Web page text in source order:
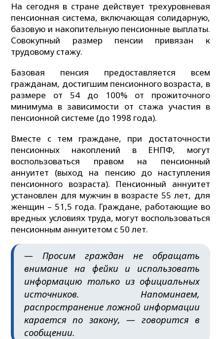
На сегодня в стране действует трехуровневая
пенсионная система, включающая солидарную,
базовую и накопительную пенсионные выплаты.
Совокупный размер пенсии привязан к
трудовому стажу.
Базовая пенсия предоставляется всем
гражданам, достигшим пенсионного возраста, в
размере от 54 до 100% от прожиточного
минимума в зависимости от стажа участия в
пенсионной системе (до 1998 года).
Вместе с тем граждане, при достаточности
пенсионных накоплений в ЕНПФ, могут
воспользоваться правом на пенсионный
аннуитет (выход на пенсию до наступления
пенсионного возраста). Пенсионный аннуитет
установлен для мужчин в возрасте 55 лет, для
женщин – 51,5 года. Граждане, работающие во
вредных условиях труда, могут воспользоваться
пенсионным аннуитетом с 50 лет.
— Просим граждан не обращать
внимание на фейки и использовать
информацию только из официальных
источников. Напоминаем,
распространение ложной информации
карается по закону, — говорится в
сообщении.